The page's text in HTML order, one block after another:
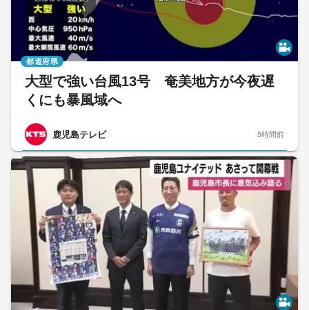
大型で強い台風13号 奄美地方が今夜遅
くにも暴風域へ
鹿児島テレビ
都道府県
5時間前